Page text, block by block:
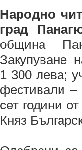
Народно
град
община
Закупуване
1 300 лева;
фестивали –
сет години
Княз